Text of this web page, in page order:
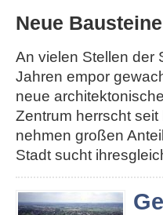
Neue
An vielen Stellen der
Jahren empor
neue
Zentrum herrscht
nehmen großen
Stadt sucht